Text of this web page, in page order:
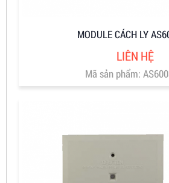
MODULE CÁCH LY
LIÊN HỆ
Mã sản phẩm: